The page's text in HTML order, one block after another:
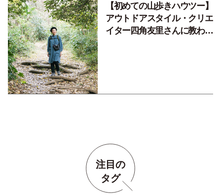
【初めての山歩きハウツー】
アウトドアスタイル・クリエ
イター四角友里さんに教わる
注目の
タグ